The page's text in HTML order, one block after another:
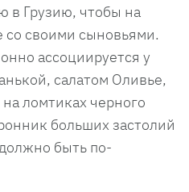
в Грузию, чтобы на
со своими сыновьями.
ассоциируется у
салатом Оливье,
ломтиках черного
больших застолий
быть по-